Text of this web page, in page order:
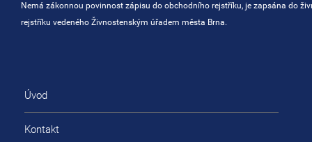
Nemá zákonnou povinnost zápisu do obchodního rejstříku, je zapsána do
rejstříku vedeného Živnostenským úřadem města Brna.
Úvod
Kontakt